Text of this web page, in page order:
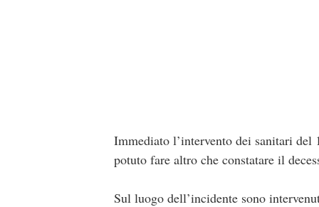
Immediato l’intervento dei sanitari
potuto fare altro che constatare il
Sul luogo dell’incidente sono